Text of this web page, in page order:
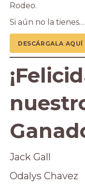
Rodeo.
Si aún no la tienes…
DESCÁRGALA AQUÍ
Jack Gall
Odalys Chavez